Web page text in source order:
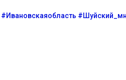
#Ивановскаяобласть